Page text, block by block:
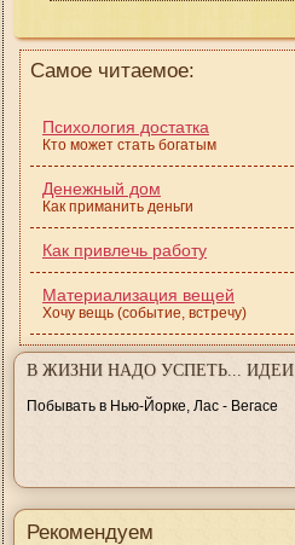
Самое читаемое:
Психология достатка
Кто может стать богатым
Денежный дом
Как приманить деньги
Как привлечь работу
Материализация вещей
Хочу вещь (событие, встречу)
В ЖИЗНИ НАДО УСПЕТЬ... ИДЕИ
Побывать в Нью-Йорке, Лас - Вегасе
Рекомендуем